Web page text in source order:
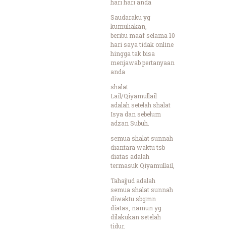
hari hari anda
Saudaraku yg
kumuliakan,
beribu maaf selama 10
hari saya tidak online
hingga tak bisa
menjawab pertanyaan
anda
shalat
Lail/Qiyamullail
adalah setelah shalat
Isya dan sebelum
adzan Subuh.
semua shalat sunnah
diantara waktu tsb
diatas adalah
termasuk Qiyamullail,
Tahajjud adalah
semua shalat sunnah
diwaktu sbgmn
diatas, namun yg
dilakukan setelah
tidur.